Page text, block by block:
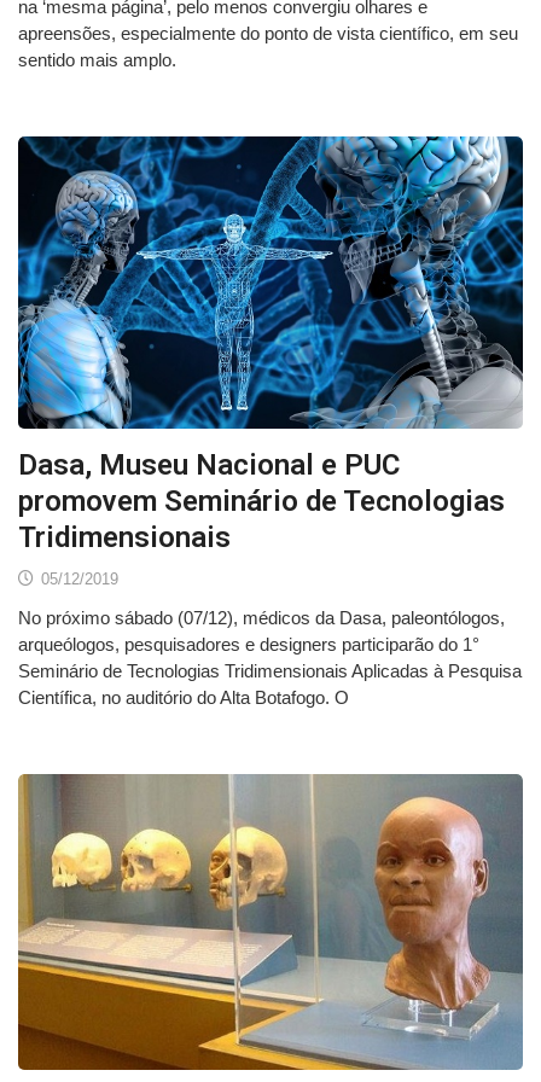
na ‘mesma página’, pelo menos convergiu olhares e
apreensões, especialmente do ponto de vista científico, em seu
sentido mais amplo.
Dasa, Museu Nacional e PUC
promovem Seminário de Tecnologias
Tridimensionais
05/12/2019
No próximo sábado (07/12), médicos da Dasa, paleontólogos,
arqueólogos, pesquisadores e designers participarão do 1°
Seminário de Tecnologias Tridimensionais Aplicadas à Pesquisa
Científica, no auditório do Alta Botafogo. O